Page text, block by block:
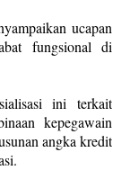
ucapan
fungsional di
ini terkait
kepegawain
angka kredit